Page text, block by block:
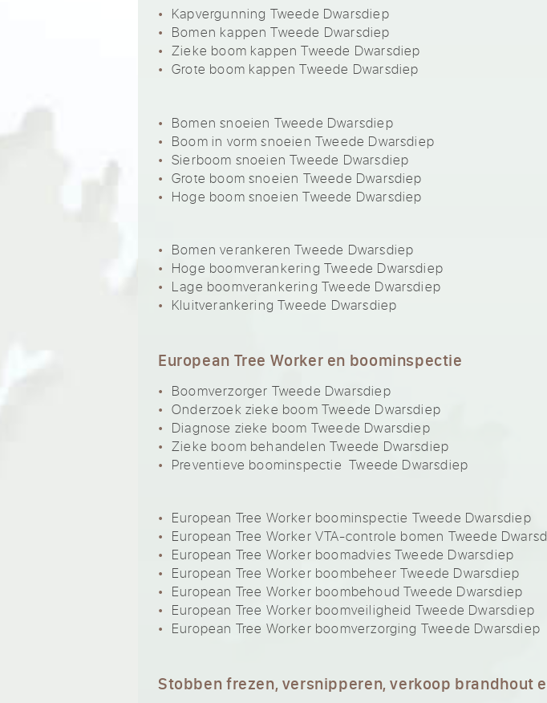
Kapvergunning Tweede Dwarsdiep
Bomen kappen Tweede Dwarsdiep
Zieke boom kappen Tweede Dwarsdiep
Grote boom kappen Tweede Dwarsdiep
Bomen snoeien Tweede Dwarsdiep
Boom in vorm snoeien Tweede Dwarsdiep
Sierboom snoeien Tweede Dwarsdiep
Grote boom snoeien Tweede Dwarsdiep
Hoge boom snoeien Tweede Dwarsdiep
Bomen verankeren Tweede Dwarsdiep
Hoge boomverankering Tweede Dwarsdiep
Lage boomverankering Tweede Dwarsdiep
Kluitverankering Tweede Dwarsdiep
European Tree Worker en boominspectie
Boomverzorger Tweede Dwarsdiep
Onderzoek zieke boom Tweede Dwarsdiep
Diagnose zieke boom Tweede Dwarsdiep
Zieke boom behandelen Tweede Dwarsdiep
Preventieve boominspectie Tweede Dwarsdiep
European Tree Worker boominspectie Tweede Dwarsdiep
European Tree Worker VTA-controle bomen Tweede
European Tree Worker boomadvies Tweede Dwarsdiep
European Tree Worker boombeheer Tweede Dwarsdiep
European Tree Worker boombehoud Tweede Dwarsdiep
European Tree Worker boomveiligheid Tweede Dwarsdiep
European Tree Worker boomverzorging Tweede Dwarsdiep
Stobben frezen, versnipperen, verkoop brandhout